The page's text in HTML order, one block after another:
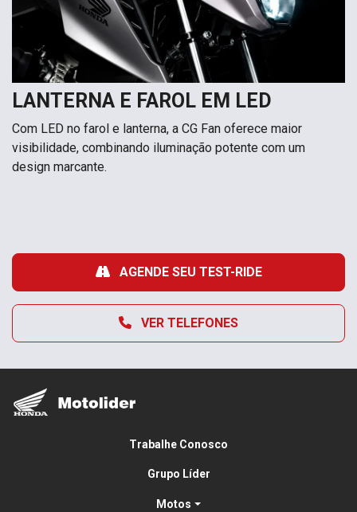
LANTERNA E FAROL EM LED
Com LED no farol e lanterna, a CG Fan oferece maior
visibilidade, combinando iluminação potente com um
design marcante.
VER TELEFONES
AGENDE SEU TEST-RIDE
Trabalhe Conosco
Grupo Líder
Motos